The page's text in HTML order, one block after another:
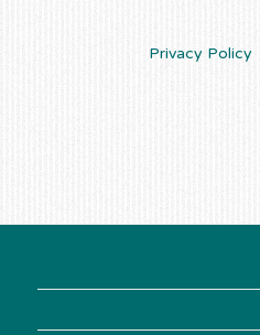
Privacy Policy